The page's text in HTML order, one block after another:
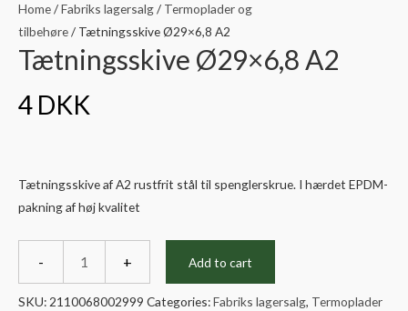
Home/Fabriks lagersalg/ Termoplader og
tilbehøre/ Tætningsskive Ø29×6,8 A2
Tætningsskive Ø29×6,8 A2
4 DKK
Tætningsskive af A2 rustfrit stål til spenglerskrue. I hærdet EPDM-
pakning af høj kvalitet
-
Tætningsskive
Ø29x6,8
quantity
+ Add to cart
SKU: 2110068002999 Categories:Fabriks lagersalg, Termoplader